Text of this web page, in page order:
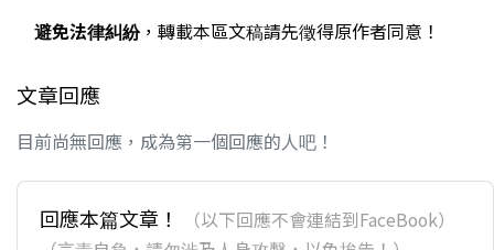
避免法律糾紛，轉載本區文稿請先徵得原作者同意！
文章回應
目前尚無回應，成為第一個回應的人吧！
回應本篇文章！
（以下回應不會連結到FaceBook）